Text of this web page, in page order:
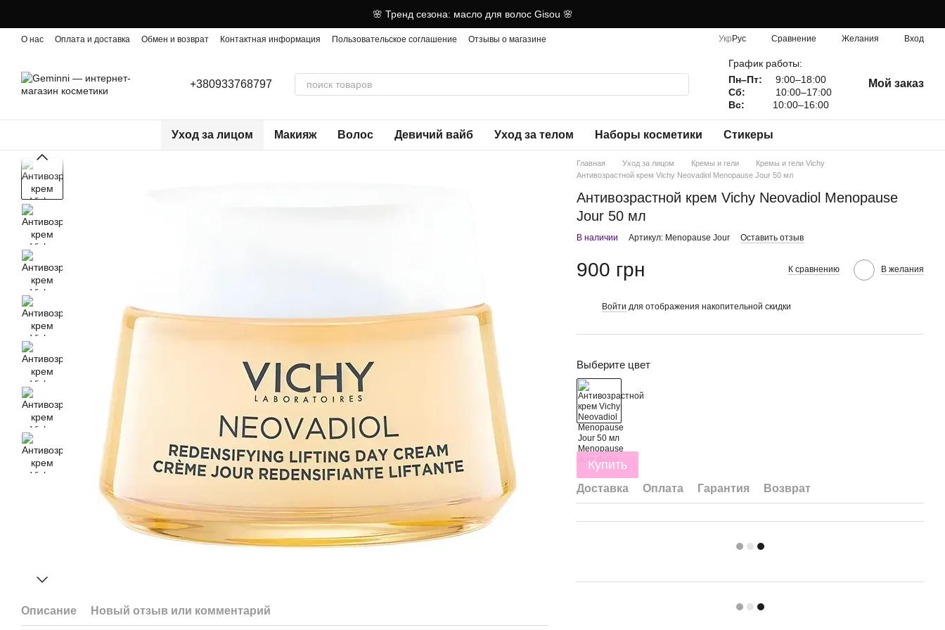
🌸 Тренд сезона: масло для волос Gisou 🌸
О нас Оплата и доставка Обмен и возврат Контактная информация Пользовательское соглашение Отзывы о магазине Укр Рус Сравнение Желания Вход
+380933768797
График работы:
Пн–Пт:
9:00–18:00
Сб:
10:00–17:00
Вс:
10:00–16:00
Мой заказ
Уход за лицом Макияж Волос Девичий вайб Уход за телом Наборы косметики Стикеры
Описание Новый отзыв или комментарий
Главная Уход за лицом Кремы и гели
Кремы и гели Vichy
Антивозрастной крем Vichy Neovadiol Menopause Jour 50 мл
Антивозрастной крем Vichy Neovadiol Menopause
Jour 50 мл
В наличии Артикул: Menopause Jour Оставить отзыв
900 грн К сравнению В желания
Войти для отображения накопительной скидки
Выберите цвет
Купить
Доставка Оплата Гарантия Возврат